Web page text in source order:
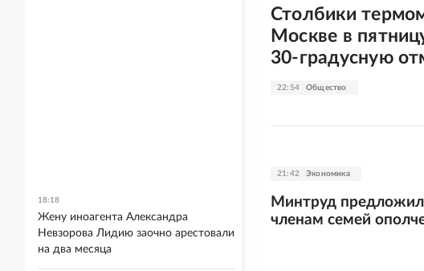
22:54 Общество
Столбики
Москве в
30-градусную
21:42 Экономика
Минтруд предложил
членам семей
18:18
Жену иноагента Александра
Невзорова Лидию заочно арестовали
на два месяца